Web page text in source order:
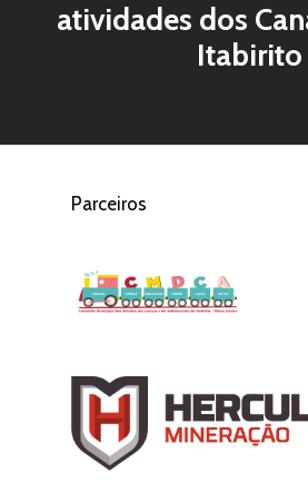
atividades dos
Itabirito
Parceiros